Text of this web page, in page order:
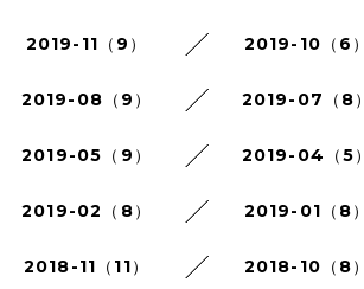
2019-11（9） 2019-10（6）
2019-08（9） 2019-07（8）
2019-05（9） 2019-04（5）
2019-02（8） 2019-01（8）
2018-11（11） 2018-10（8）